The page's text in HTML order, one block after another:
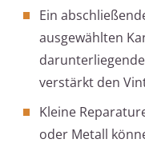
Ein
ausgewählten
verstärkt den
Kleine
oder Metall